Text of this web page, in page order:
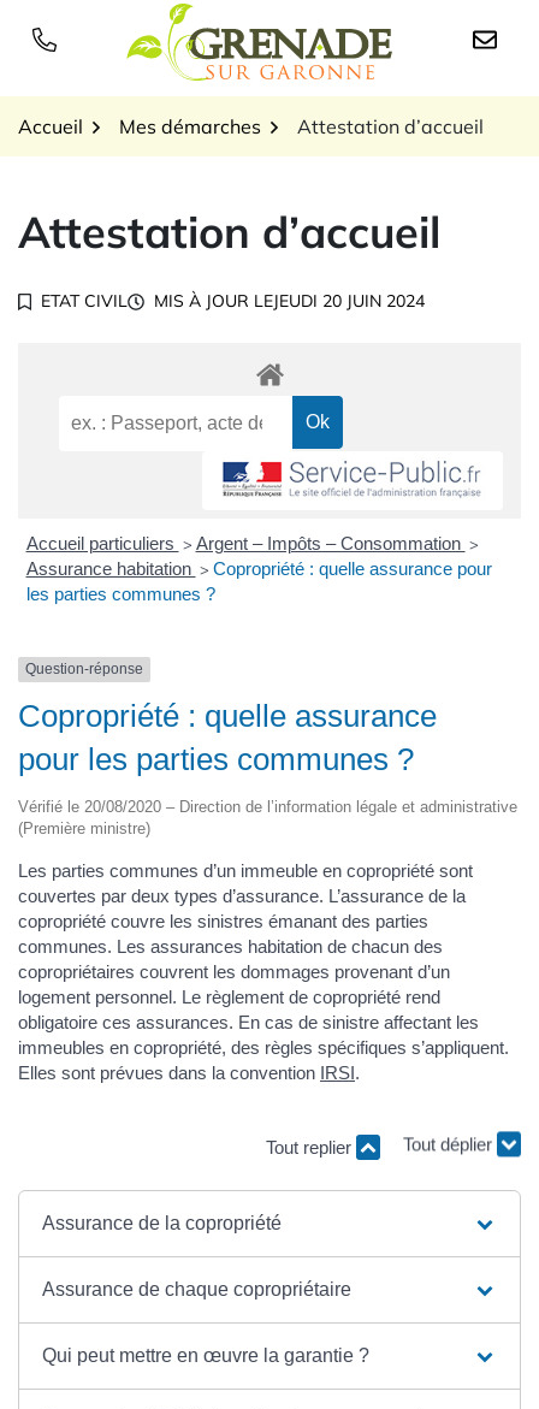
Logo Grenade sur
Accueil Mes démarches Attestation d’accueil
Attestation d’accueil
ETAT CIVIL MIS À JOUR LEJEUDI 20 JUIN 2024
Accueil particuliers > Argent – Impôts – Consommation >
Assurance habitation > Copropriété : quelle assurance pour
les parties communes ?
Question-réponse
Copropriété : quelle assurance
pour les parties communes ?
Vérifié le 20/08/2020 – Direction de l’information légale et administrative
(Première ministre)
Les parties communes d’un immeuble en copropriété sont
couvertes par deux types d’assurance. L’assurance de la
copropriété couvre les sinistres émanant des parties
communes. Les assurances habitation de chacun des
copropriétaires couvrent les dommages provenant d’un
logement personnel. Le règlement de copropriété rend
obligatoire ces assurances. En cas de sinistre affectant les
immeubles en copropriété, des règles spécifiques s’appliquent.
Elles sont prévues dans la convention IRSI.
Tout replier Tout déplier
Assurance de la copropriété
Assurance de chaque copropriétaire
Qui peut mettre en œuvre la garantie ?